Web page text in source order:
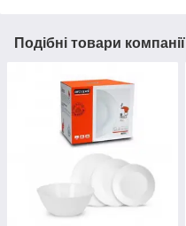
Подібні товари компанії